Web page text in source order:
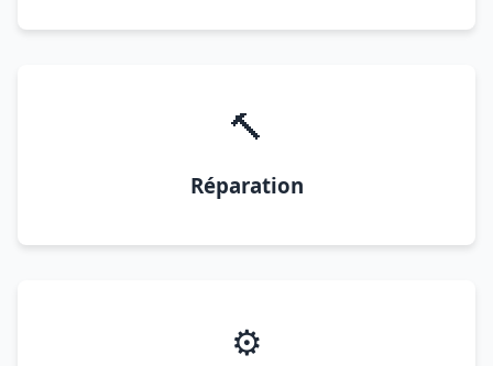
🔨
Réparation
⚙️